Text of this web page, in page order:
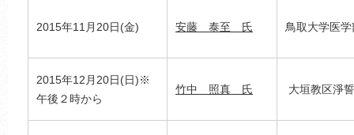
2015年11月20日(金) 安藤 泰至 氏 鳥取大学医
2015年12月20日(日)※
午後２時から
竹中 照真 氏 大垣教区淨